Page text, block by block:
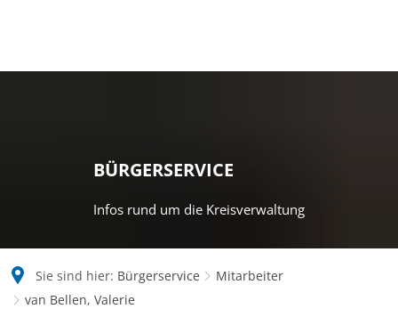
BÜRGERSERVICE
Infos rund um die Kreisverwaltung
Sie sind hier: Bürgerservice
Mitarbeiter
van Bellen, Valerie